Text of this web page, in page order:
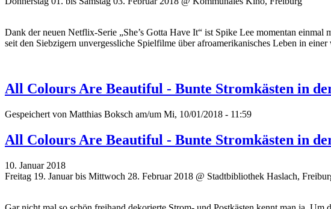
Dank der neuen Netflix-Serie „She’s Gotta Have It“ ist Spike Lee momentan
seit den Siebzigern unvergessliche Spielfilme über afroamerikanisches Leben in
All Colours Are Beautiful - Bunte Stromkästen in
Gespeichert von Matthias Boksch am/um Mi, 10/01/2018 - 11:59
All Colours Are Beautiful - Bunte Stromkästen in
10. Januar 2018
Freitag 19. Januar bis Mittwoch 28. Februar 2018 @ Stadtbibliothek Haslach,